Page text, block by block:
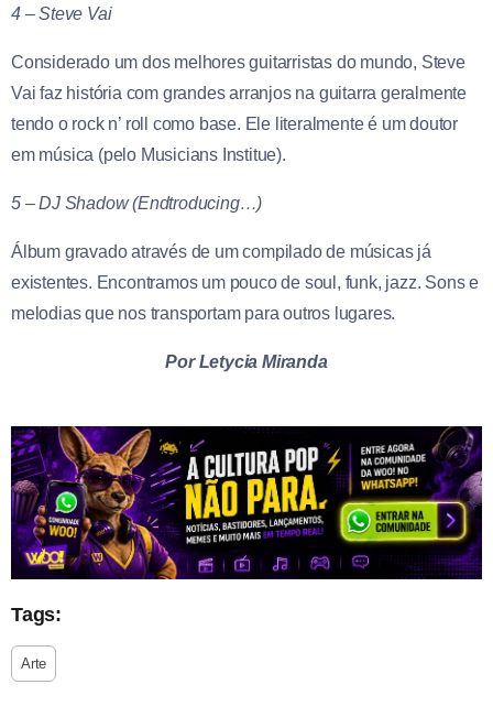
4 – Steve Vai
Considerado um dos melhores guitarristas do mundo, Steve
Vai faz história com grandes arranjos na guitarra geralmente
tendo o rock n’ roll como base. Ele literalmente é um doutor
em música (pelo Musicians Institue).
5 – DJ Shadow (Endtroducing…)
Álbum gravado através de um compilado de músicas já
existentes. Encontramos um pouco de soul, funk, jazz. Sons e
melodias que nos transportam para outros lugares.
Por Letycia Miranda
Tags:
Arte